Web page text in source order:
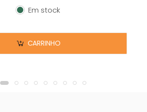
Em stock
Em stock
CARRINHO